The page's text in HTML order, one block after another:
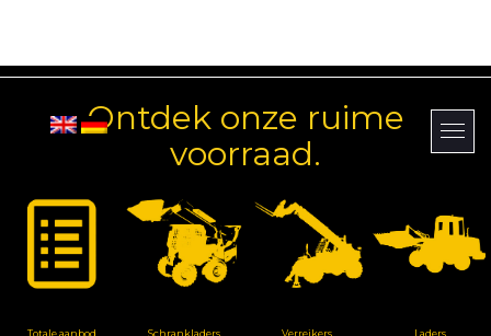
Ontdek onze ruime
voorraad.
Totale aanbod Schrankladers Verreikers Laders